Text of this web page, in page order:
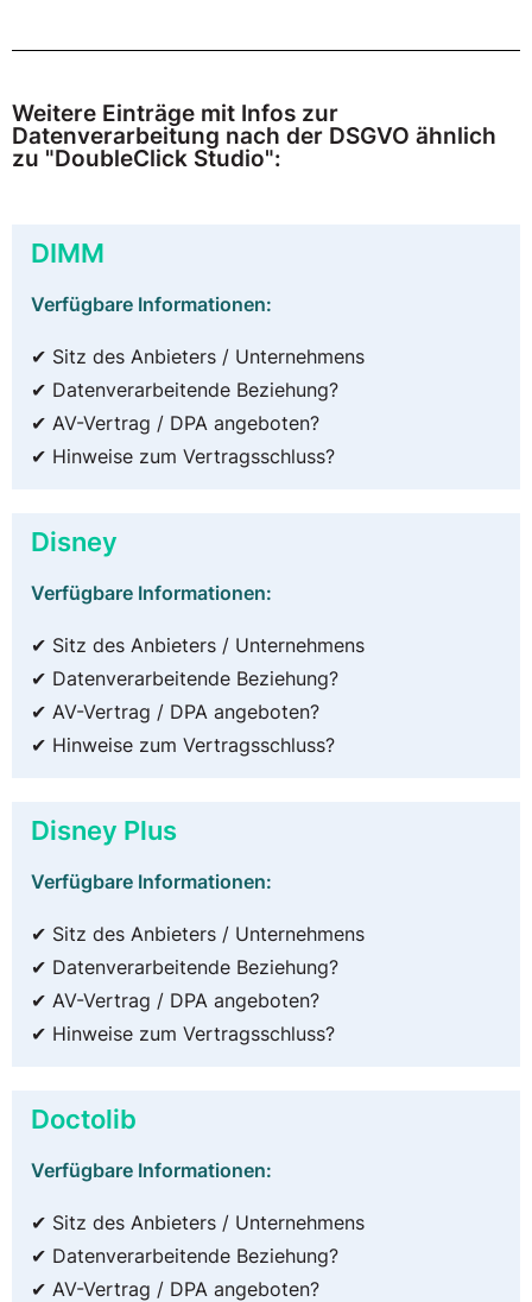
Weitere Einträge mit Infos zur
Datenverarbeitung nach der DSGVO ähnlich
zu "DoubleClick Studio":
DIMM
Verfügbare Informationen:
✔ Sitz des Anbieters / Unternehmens
✔ Datenverarbeitende Beziehung?
✔ AV-Vertrag / DPA angeboten?
✔ Hinweise zum Vertragsschluss?
Disney
Verfügbare Informationen:
✔ Sitz des Anbieters / Unternehmens
✔ Datenverarbeitende Beziehung?
✔ AV-Vertrag / DPA angeboten?
✔ Hinweise zum Vertragsschluss?
Disney Plus
Verfügbare Informationen:
✔ Sitz des Anbieters / Unternehmens
✔ Datenverarbeitende Beziehung?
✔ AV-Vertrag / DPA angeboten?
✔ Hinweise zum Vertragsschluss?
Doctolib
Verfügbare Informationen:
✔ Sitz des Anbieters / Unternehmens
✔ Datenverarbeitende Beziehung?
✔ AV-Vertrag / DPA angeboten?